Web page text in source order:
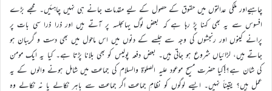
چاہیےاور ملکی عدالتوں میں حقوق کے حصول کے لیے مقدمات جانے ہی نہیں چاہئیں۔ مجھے بڑے
افسوس سے یہ بھی کہنا پڑ رہا ہے کہ بعض لوگ یہاںجلسہ پر آتے ہیں اور ذرا ذرا سی بات پر
پرانے کینوں اور رنجشوں کی وجہ سے جلسے کے دنوں میں اس ماحول میں بھی دست و گریبان ہو
جاتے ہیں، لڑائیاں شروع ہو جاتی ہیں۔ بعض دفعہ پولیس کو بھی بلانا پڑتا ہے۔ کیا یہ ایک مومن
کی شان ہے؟!کیا حضرت مسیح موعود علیہ الصلوٰة والسلام کی جماعت میں شامل ہونے والوں کے یہ
عمل ہیں؟ یقیناً نہیں۔ ایسے لوگوں کو نظامِ جماعت اگر جماعت سے باہر نکالے یا نہ نکالے وہ